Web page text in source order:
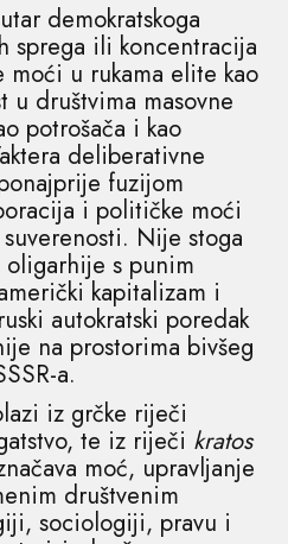
demokratskoga
sprega ili koncentracija
moći u rukama elite kao
u društvima masovne
potrošača i kao
deliberativne
fuzijom
i političke moći
Nije stoga
oligarhije s punim
kapitalizam i
autokratski poredak
na prostorima bivšeg
a.
iz grčke riječi
te iz riječi kratos
moć, upravljanje
društvenim
sociologiji, pravu i